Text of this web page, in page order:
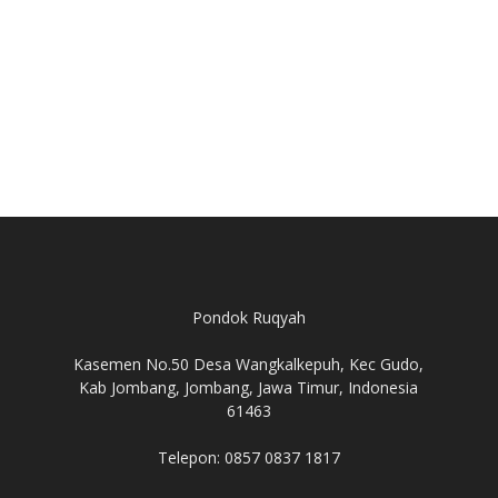
Pondok Ruqyah
Kasemen No.50 Desa Wangkalkepuh, Kec Gudo,
Kab Jombang, Jombang, Jawa Timur, Indonesia
61463
Telepon: 0857 0837 1817